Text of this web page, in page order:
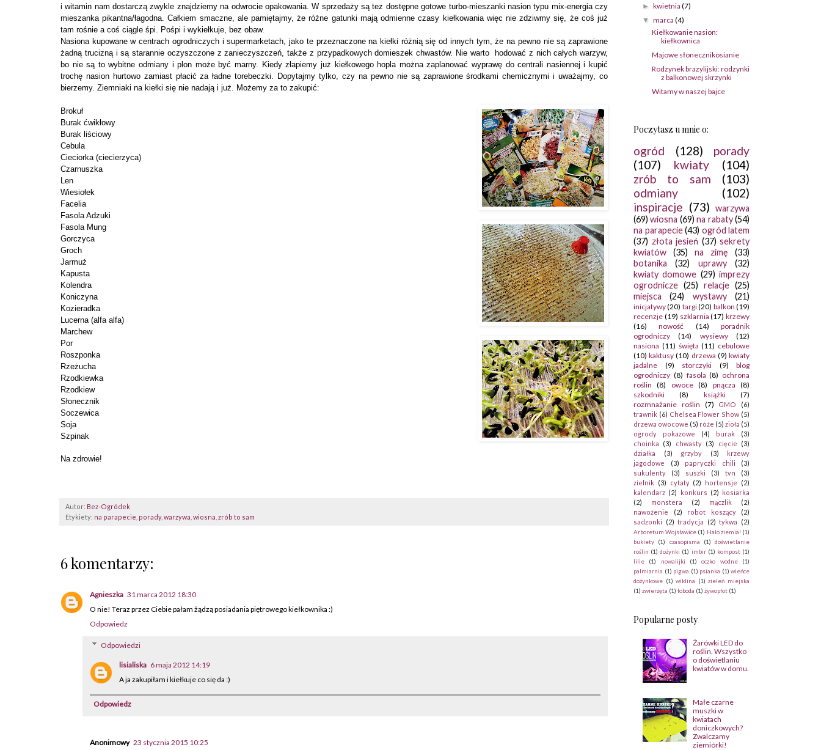
i witamin nam dostarczą zwykle znajdziemy na odwrocie opakowania. W sprzedaży są tez dostępne gotowe turbo-mieszanki nasion typu mix-energia czy
mieszanka pikantna/łagodna. Całkiem smaczne, ale pamiętajmy, że różne gatunki mają odmienne czasy kiełkowania więc nie zdziwmy się, że coś już
tam rośnie a coś ciągle śpi. Pośpi i wykiełkuje, bez obaw.
Nasiona kupowane w centrach ogrodniczych i supermarketach, jako te przeznaczone na kiełki różnią się od innych tym, że na pewno nie są zaprawione
żadną trucizną i są starannie oczyszczone z zanieczyszczeń, także z przypadkowych domieszek chwastów. Nie warto hodować z nich całych warzyw,
bo nie są to wybitne odmiany i plon może być marny. Kiedy złapiemy już kiełkowego hopla można zaplanować wyprawę do centrali nasiennej i kupić
trochę nasion hurtowo zamiast płacić za ładne torebeczki. Dopytajmy tylko, czy na pewno nie są zaprawione środkami chemicznymi i uważajmy, co
bierzemy. Ziemniaki na kiełki się nie nadają i już. Możemy za to zakupić:
Brokuł
Burak ćwikłowy
Burak liściowy
Cebula
Cieciorka (ciecierzyca)
Czarnuszka
Len
Wiesiołek
Facelia
Fasola Adzuki
Fasola Mung
Gorczyca
Groch
Jarmuż
Kapusta
Kolendra
Koniczyna
Kozieradka
Lucerna (alfa alfa)
Marchew
Por
Roszponka
Rzeżucha
Rzodkiewka
Rzodkiew
Słonecznik
Soczewica
Soja
Szpinak
Na zdrowie!
Autor: Bez-Ogródek
Etykiety: na parapecie porady, warzywa wiosna zrób to sam
6 komentarzy:
Agnieszka 31 marca 2012 18:30
O nie! Teraz przez Ciebie pałam żądzą posiadania piętrowego kiełkownika :)
Odpowiedz
Odpowiedzi
lisialiska 6 maja 2012 14:19
A ja zakupiłam i kiełkuje co się da :)
Odpowiedz
Anonimowy 23 stycznia 2015 10:25
►kwietnia(7)
▼marca(4)
Kiełkowanie nasion:
kiełkownica
Majowe słonecznikosianie
Rodzynek brazylijski: rodzynki
z balkonowej skrzynki
Witamy w naszej bajce
Poczytasz u mnie o:
ogród (128)
porady
(107)
kwiaty
(104)
zrób to sam
(103)
odmiany
(102)
inspiracje (73) warzywa
(69) wiosna (69) na rabaty (54)
na parapecie (43) ogród latem
(37) złota jesień (37) sekrety
kwiatów
(35) na zimę
(33)
botanika
(32) uprawy
(32)
kwiaty domowe (29) imprezy
ogrodnicze (25) relacje (25)
miejsca
(24) wystawy (21)
inicjatywy(20) targi(20) balkon (19)
recenzje (19) szklarnia (17) krzewy
(16)
nowość (14)
poradnik
ogrodniczy
(14) wysiewy
(12)
nasiona (11) święta (11) cebulowe
(10) kaktusy (10) drzewa (9) kwiaty
jadalne
(9) storczyki (9)
blog
ogrodniczy (8) fasola (8) ochrona
roślin
(8) owoce (8) pnącza
(8)
szkodniki
(8) książki
(7)
rozmnażanie roślin (7) GMO
(6)
trawnik (6) Chelsea Flower Show (5)
drzewa owocowe (5) róże (5) zioła (5)
ogrody pokazowe
(4) burak
(3)
choinka
(3) chwasty (3) cięcie
(3)
działka
(3) grzyby (3)
krzewy
jagodowe
(3) papryczki chili
(3)
sukulenty
(3) suszki (3) tvn
(3)
zielnik (3) cytaty (2) hortensje
(2)
kalendarz (2) konkurs (2) kosiarka
(2)
monstera (2) mączlik
(2)
nawożenie
(2) robot koszący
(2)
sadzonki
(2) tradycja (2) tykwa (2)
Arboretum Wojsławice (1) Halo ziemia! (1)
bukiety
(1) czasopisma (1)
doświetlanie
roślin (1) dożynki (1) imbir (1) kompost (1)
lilie
(1) nowalijki (1) oczko wodne
(1)
palmiarnia (1) pigwa (1) psianka (1) wieńce
dożynkowe (1) wiklina (1) zieleń miejska
(1) zwierzęta (1) łoboda (1) żywopłot (1)
Popularne posty
Żarówki LED do
roślin. Wszystko
o doświetlaniu
kwiatów w domu.
Małe czarne
muszki w
kwiatach
doniczkowych?
Zwalczamy
ziemiórki!